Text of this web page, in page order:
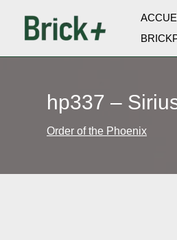
hp337 –
Order of the Phoenix